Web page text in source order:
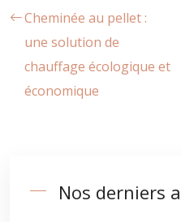
Cheminée au pellet :
une solution de
chauffage écologique et
économique
Nos derniers